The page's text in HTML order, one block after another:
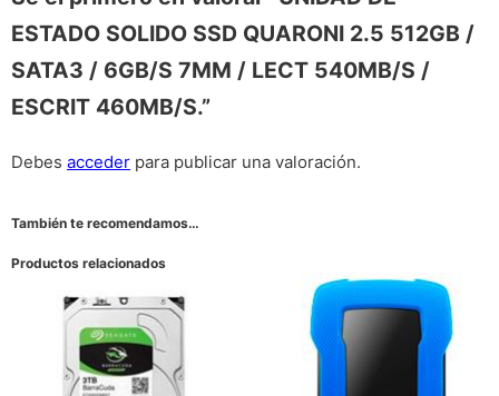
ESTADO SOLIDO SSD QUARONI 2.5 512GB /
SATA3 / 6GB/S 7MM / LECT 540MB/S /
ESCRIT 460MB/S.”
Debes acceder para publicar una valoración.
También te recomendamos…
Productos relacionados